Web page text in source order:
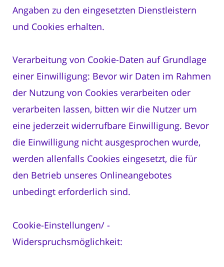
Angaben zu den eingesetzten Dienstleistern
und Cookies erhalten.
Verarbeitung von Cookie-Daten auf Grundlage
einer Einwilligung: Bevor wir Daten im Rahmen
der Nutzung von Cookies verarbeiten oder
verarbeiten lassen, bitten wir die Nutzer um
eine jederzeit widerrufbare Einwilligung. Bevor
die Einwilligung nicht ausgesprochen wurde,
werden allenfalls Cookies eingesetzt, die für
den Betrieb unseres Onlineangebotes
unbedingt erforderlich sind.
Cookie-Einstellungen/ -
Widerspruchsmöglichkeit: